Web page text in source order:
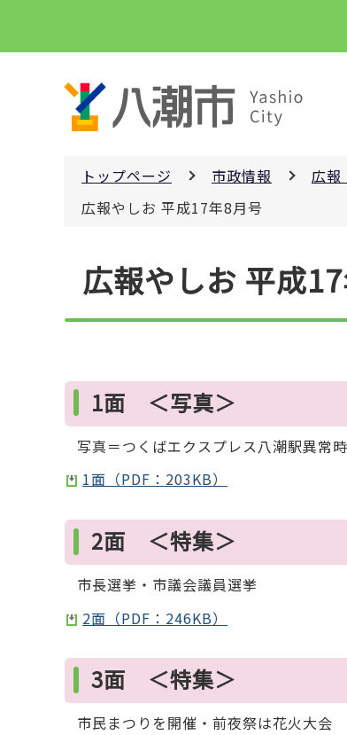
ペ
トップページ 市政情報 広報
広報やしお 平成17年8月号
広報やしお 平成
1面 ＜写真＞
写真＝つくばエクスプレス八潮駅異常
1面（PDF：203KB）
2面 ＜特集＞
市長選挙・市議会議員選挙
2面（PDF：246KB）
3面 ＜特集＞
市民まつりを開催・前夜祭は花火大会